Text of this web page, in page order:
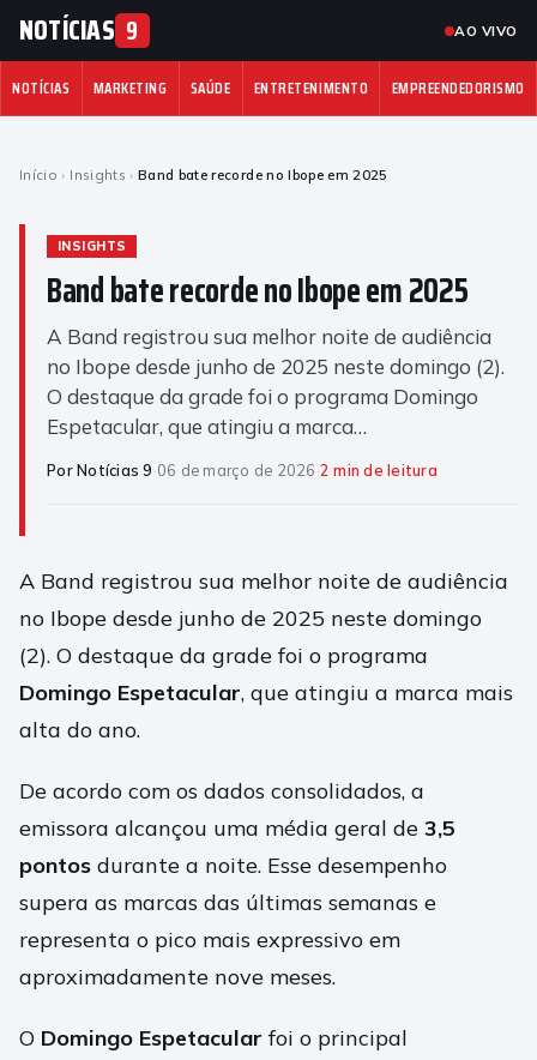
NOTÍCIAS 9 AO VIVO
NOTÍCIAS MARKETING SAÚDE ENTRETENIMENTO EMPREENDEDORISMO
Início › Insights › Band bate recorde no Ibope em 2025
INSIGHTS
Band bate recorde no Ibope em 2025
A Band registrou sua melhor noite de audiência
no Ibope desde junho de 2025 neste domingo (2).
O destaque da grade foi o programa Domingo
Espetacular, que atingiu a marca…
Por Notícias 9·06 de março de 2026·2 min de leitura
A Band registrou sua melhor noite de audiência
no Ibope desde junho de 2025 neste domingo
(2). O destaque da grade foi o programa
Domingo Espetacular, que atingiu a marca mais
alta do ano.
De acordo com os dados consolidados, a
emissora alcançou uma média geral de 3,5
pontos durante a noite. Esse desempenho
supera as marcas das últimas semanas e
representa o pico mais expressivo em
aproximadamente nove meses.
O Domingo Espetacular foi o principal